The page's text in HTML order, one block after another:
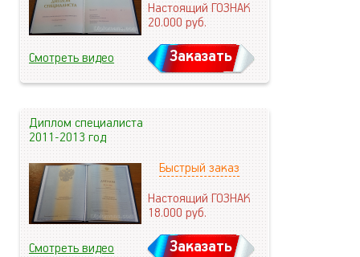
Настоящий ГОЗНАК
20.000руб.
Смотреть видео Заказать
Диплом специалиста
2011-2013 год
Быстрый заказ
Настоящий ГОЗНАК
18.000руб.
Смотреть видео Заказать